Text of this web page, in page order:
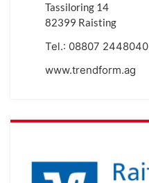
Tassiloring 14
82399 Raisting
Tel.: 08807 2448040
www.trendform.ag